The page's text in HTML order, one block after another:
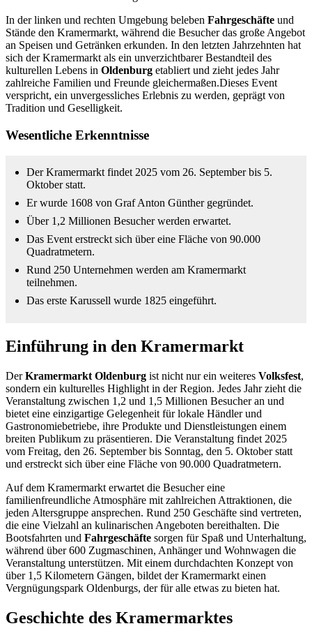
In der linken und rechten Umgebung beleben Fahrgeschäfte und
Stände den Kramermarkt, während die Besucher das große Angebot
an Speisen und Getränken erkunden. In den letzten Jahrzehnten hat
sich der Kramermarkt als ein unverzichtbarer Bestandteil des
kulturellen Lebens in Oldenburg etabliert und zieht jedes Jahr
zahlreiche Familien und Freunde gleichermaßen.Dieses Event
verspricht, ein unvergessliches Erlebnis zu werden, geprägt von
Tradition und Geselligkeit.
Wesentliche Erkenntnisse
Der Kramermarkt findet 2025 vom 26. September bis 5.
Oktober statt.
Er wurde 1608 von Graf Anton Günther gegründet.
Über 1,2 Millionen Besucher werden erwartet.
Das Event erstreckt sich über eine Fläche von 90.000
Quadratmetern.
Rund 250 Unternehmen werden am Kramermarkt
teilnehmen.
Das erste Karussell wurde 1825 eingeführt.
Einführung in den Kramermarkt
DerKramermarkt Oldenburg ist nicht nur ein weiteres Volksfest,
sondern ein kulturelles Highlight in der Region. Jedes Jahr zieht die
Veranstaltung zwischen 1,2 und 1,5 Millionen Besucher an und
bietet eine einzigartige Gelegenheit für lokale Händler und
Gastronomiebetriebe, ihre Produkte und Dienstleistungen einem
breiten Publikum zu präsentieren. Die Veranstaltung findet 2025
vom Freitag, den 26. September bis Sonntag, den 5. Oktober statt
und erstreckt sich über eine Fläche von 90.000 Quadratmetern.
Auf dem Kramermarkt erwartet die Besucher eine
familienfreundliche Atmosphäre mit zahlreichen Attraktionen, die
jeden Altersgruppe ansprechen. Rund 250 Geschäfte sind vertreten,
die eine Vielzahl an kulinarischen Angeboten bereithalten. Die
Bootsfahrten und Fahrgeschäfte sorgen für Spaß und Unterhaltung,
während über 600 Zugmaschinen, Anhänger und Wohnwagen die
Veranstaltung unterstützen. Mit einem durchdachten Konzept von
über 1,5 Kilometern Gängen, bildet der Kramermarkt einen
Vergnügungspark Oldenburgs, der für alle etwas zu bieten hat.
Geschichte des Kramermarktes